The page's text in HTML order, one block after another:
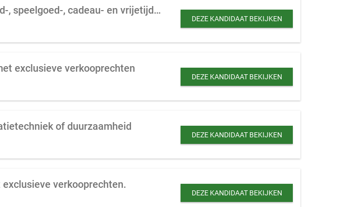
Handelsonderneming te koop gevraagd in baby-, kind-, speelgoed-, cadeau- en vrijetijdsartikelen
DEZE KANDIDAAT BEKIJKEN
exclusieve verkooprechten
DEZE KANDIDAAT BEKIJKEN
of duurzaamheid
DEZE KANDIDAAT BEKIJKEN
verkooprechten.
DEZE KANDIDAAT BEKIJKEN